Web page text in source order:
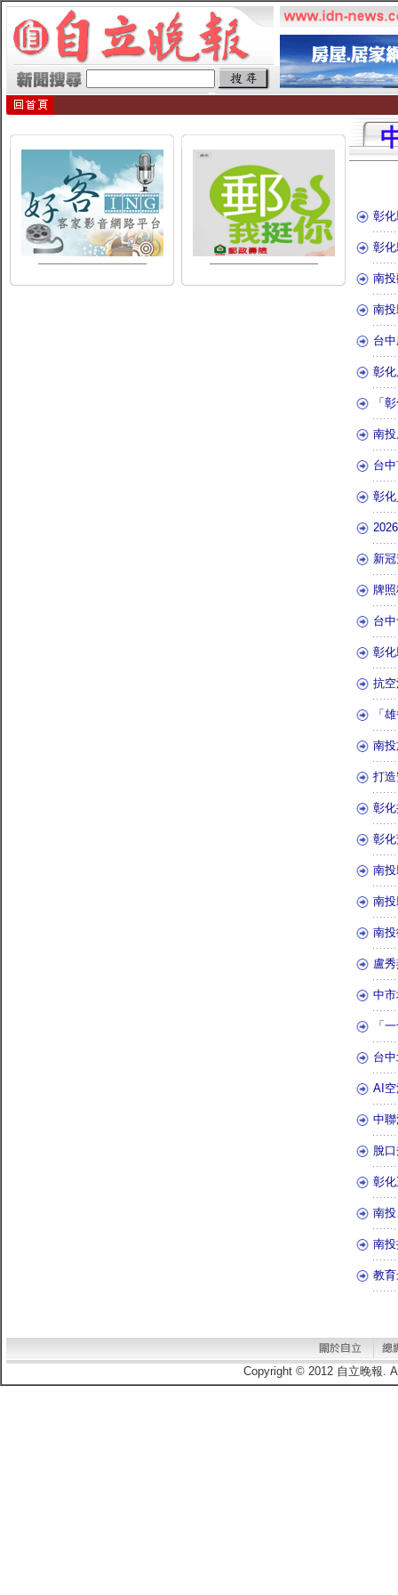
彰
彰
南
南
台
彰
「
南
台
彰
新
牌
台
彰
抗
「
南
打
彰
彰
南
南
南
盧
中
「
台
AI
中
脫
彰
南
南
教
Copyright © 2012 自立晚報.